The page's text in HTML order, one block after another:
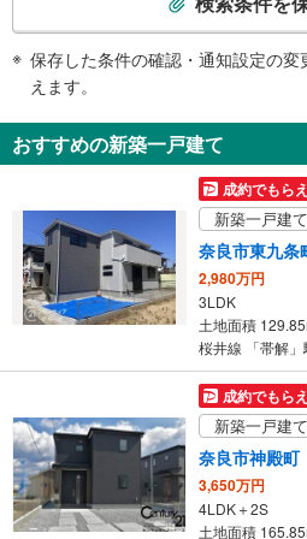
知
を
け
る
・
条
イ
ペ
ー
ジ
に
保存した条件の確認・通知設定の変
えます。
おすすめの新築一戸建て
成約でもら
新築一戸建て
奈良市東九条
2,980万円
3LDK
土地面積
桜井線 「帯解
成約でもら
新築一戸建て
奈良市神殿町
3,650万円
4LDK＋2S
土地面積